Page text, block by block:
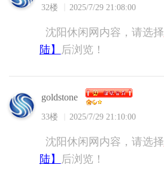
32楼 2025/7/29 21:08:00
沈阳休闲网内容，请选择
陆】
后浏览！
goldstone
33楼 2025/7/29 21:10:00
沈阳休闲网内容，请选择
陆】
后浏览！